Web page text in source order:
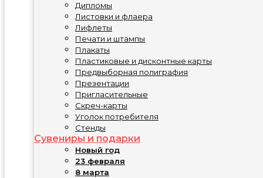
Дипломы
Листовки и флаера
Лифлеты
Печати и штампы
Плакаты
Пластиковые и дисконтные карты
Предвыборная полиграфия
Презентации
Пригласительные
Скреч-карты
Уголок потребителя
Стенды
Сувениры и подарки
Новый год
23 февраля
8 марта